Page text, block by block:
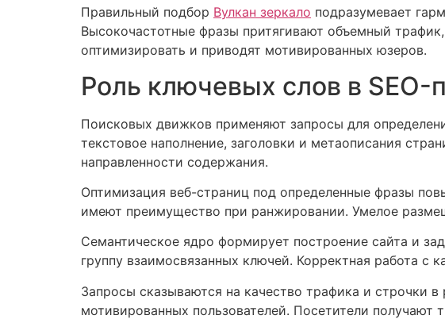
Правильный подбор Вулкан зеркало подразумевает
Высокочастотные фразы притягивают объемный
оптимизировать и приводят мотивированных юзеров.
Роль ключевых слов в
Поисковых движков применяют запросы для
текстовое наполнение, заголовки и метаописания
направленности содержания.
Оптимизация веб-страниц под определенные фразы
имеют преимущество при ранжировании. Умелое
Семантическое ядро формирует построение сайта и
группу взаимосвязанных ключей. Корректная работа с
Запросы сказываются на качество трафика и строчки
мотивированных пользователей. Посетители получают